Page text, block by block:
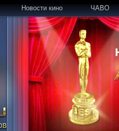
Новости кино ЧАВО